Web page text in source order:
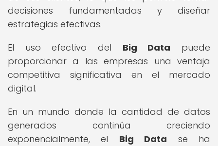
decisiones fundamentadas y diseñar
estrategias efectivas.
El uso efectivo del Big Data puede
proporcionar a las empresas una ventaja
competitiva significativa en el mercado
digital.
En un mundo donde la cantidad de datos
generados continúa creciendo
exponencialmente, el Big Data se ha